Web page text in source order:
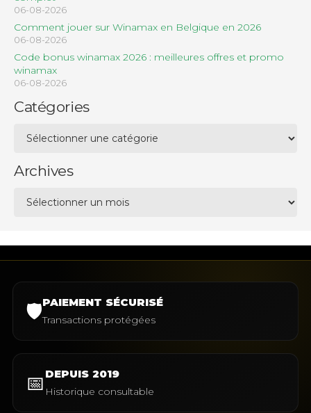
06-08-2026
Comment jouer sur Winamax en Belgique en 2026
06-08-2026
Code bonus winamax 2026 : meilleures offres et promo
winamax
06-08-2026
Catégories
Archives
🛡️PAIEMENT SÉCURISÉ
Transactions protégées
📅 DEPUIS 2019
Historique consultable